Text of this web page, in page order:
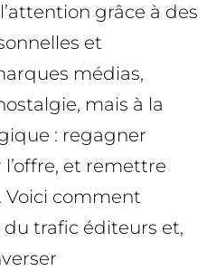
grâce à des
et
médias,
mais à la
: regagner
et remettre
Voici comment
trafic éditeurs et,